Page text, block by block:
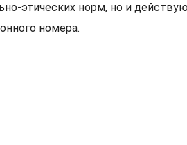
этических норм, но и
номера.